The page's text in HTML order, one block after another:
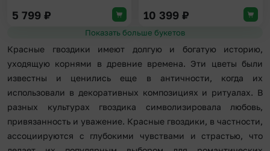
5 799 ₽ 10 399 ₽
Показать больше букетов
Красные гвоздики имеют долгую и богатую историю,
уходящую корнями в древние времена. Эти цветы были
известны и ценились еще в античности, когда их
использовали в декоративных композициях и ритуалах. В
разных культурах гвоздика символизировала любовь,
привязанность и уважение. Красные гвоздики, в частности,
ассоциируются с глубокими чувствами и страстью, что